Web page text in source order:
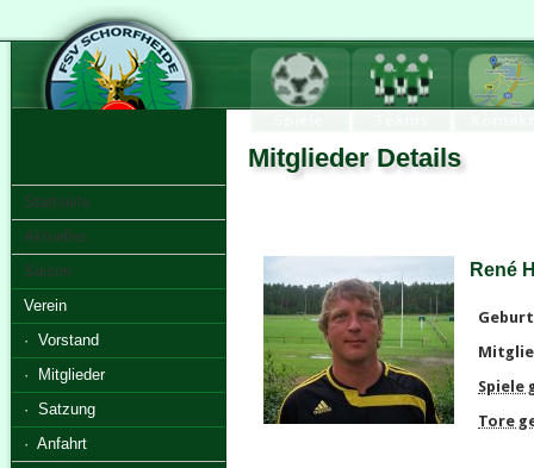
Mitglieder Details
Startseite
Aktuelles
Saison
Verein
· Vorstand
· Mitglieder
· Satzung
· Anfahrt
René
Spiele
Tore